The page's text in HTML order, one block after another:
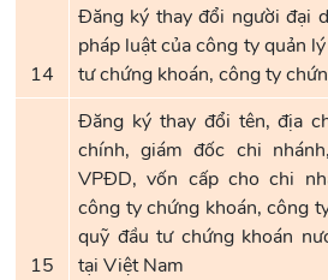
14
Đăng ký thay đổi người đại
pháp luật của công ty quản
tư chứng khoán, công ty
15
Đăng ký thay đổi tên, địa
chính, giám đốc chi
VPĐD, vốn cấp cho chi
công ty chứng khoán, công
quỹ đầu tư chứng khoán
tại Việt Nam